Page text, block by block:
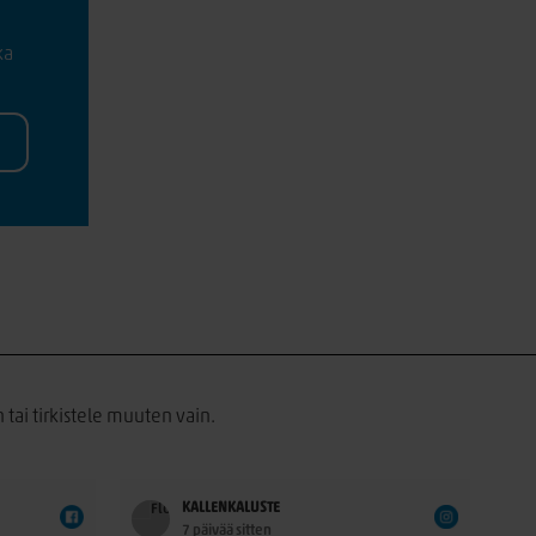
tai tirkistele muuten vain.
KALLENKALUSTE
7 päivää sitten